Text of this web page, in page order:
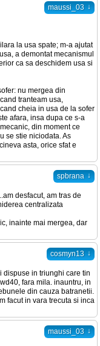
maussi_03 ↓
la usa spate; m-a ajutat
a demontat mecanismul
ca sa deschidem usa si
nu mergea din
tranteam usa,
cheia in usa de la sofer
afara, insa dupa ce s-a
din moment ce
se stie niciodata. As
asta, orice sfat e
spbrana ↓
desfacut, am tras de
centralizata
inainte mai mergea, dar
cosmyn13 ↓
dispuse in triunghi care tin
fara mila. inauntru, in
din cauza batranetii.
facut in vara trecuta si inca
maussi_03 ↓